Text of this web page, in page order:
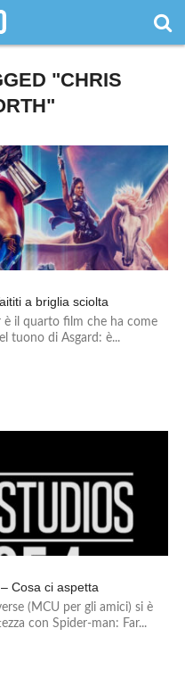
"CHRIS
a briglia sciolta
è il quarto film che ha come
tuono di Asgard: è...
Cosa ci aspetta
(MCU per gli amici) si è
con Spider-man: Far...